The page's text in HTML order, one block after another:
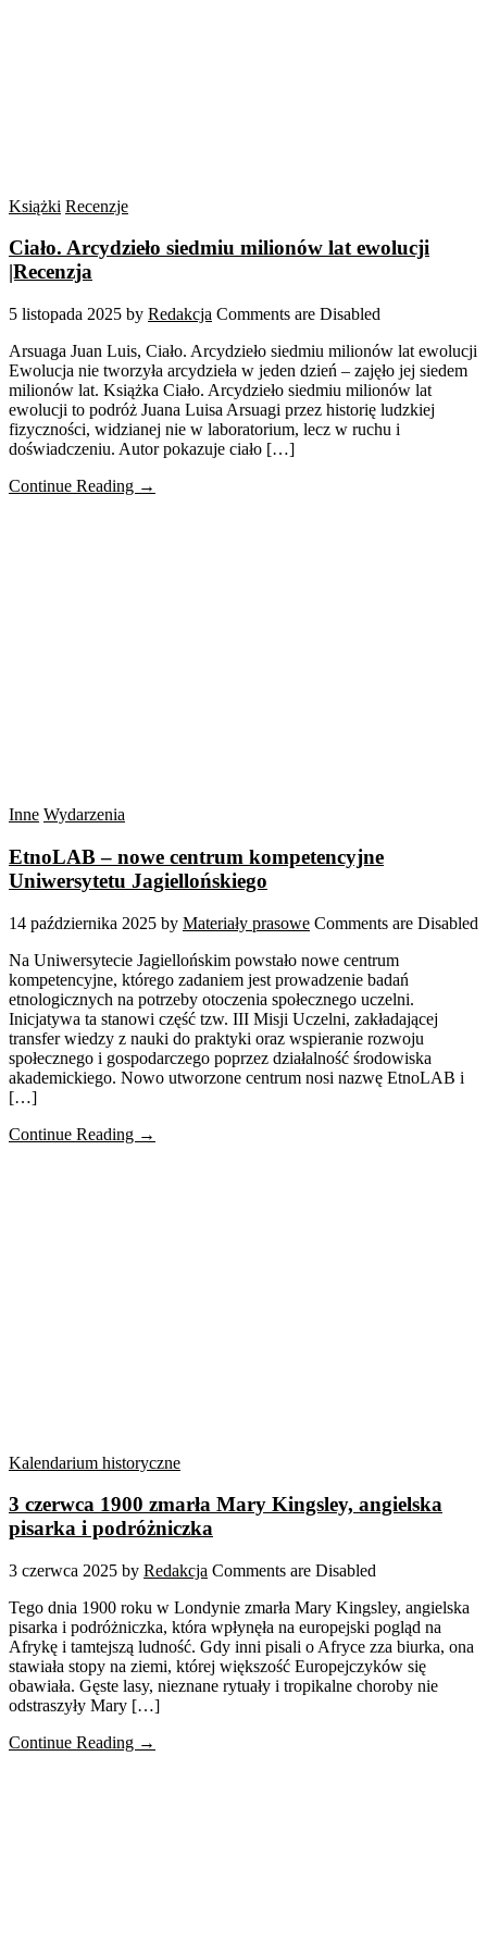
Książki Recenzje
Ciało. Arcydzieło siedmiu milionów lat ewolucji
|Recenzja
5 listopada 2025 by Redakcja Comments are Disabled
Arsuaga Juan Luis, Ciało. Arcydzieło siedmiu milionów lat ewolucji
Ewolucja nie tworzyła arcydzieła w jeden dzień – zajęło jej siedem
milionów lat. Książka Ciało. Arcydzieło siedmiu milionów lat
ewolucji to podróż Juana Luisa Arsuagi przez historię ludzkiej
fizyczności, widzianej nie w laboratorium, lecz w ruchu i
doświadczeniu. Autor pokazuje ciało […]
Continue Reading →
Inne Wydarzenia
EtnoLAB – nowe centrum kompetencyjne
Uniwersytetu Jagiellońskiego
14 października 2025 by Materiały prasowe Comments are Disabled
Na Uniwersytecie Jagiellońskim powstało nowe centrum
kompetencyjne, którego zadaniem jest prowadzenie badań
etnologicznych na potrzeby otoczenia społecznego uczelni.
Inicjatywa ta stanowi część tzw. III Misji Uczelni, zakładającej
transfer wiedzy z nauki do praktyki oraz wspieranie rozwoju
społecznego i gospodarczego poprzez działalność środowiska
akademickiego. Nowo utworzone centrum nosi nazwę EtnoLAB i
[…]
Continue Reading →
Kalendarium historyczne
3 czerwca 1900 zmarła Mary Kingsley, angielska
pisarka i podróżniczka
3 czerwca 2025 by Redakcja Comments are Disabled
Tego dnia 1900 roku w Londynie zmarła Mary Kingsley, angielska
pisarka i podróżniczka, która wpłynęła na europejski pogląd na
Afrykę i tamtejszą ludność. Gdy inni pisali o Afryce zza biurka, ona
stawiała stopy na ziemi, której większość Europejczyków się
obawiała. Gęste lasy, nieznane rytuały i tropikalne choroby nie
odstraszyły Mary […]
Continue Reading →